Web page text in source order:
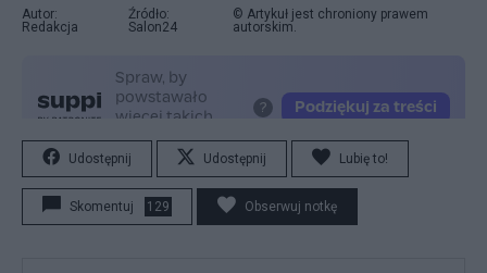
Autor:
Redakcja
Źródło:
Salon24
© Artykuł jest chroniony prawem
autorskim.
Udostępnij Udostępnij Lubię to!
Skomentuj 129 Obserwuj notkę